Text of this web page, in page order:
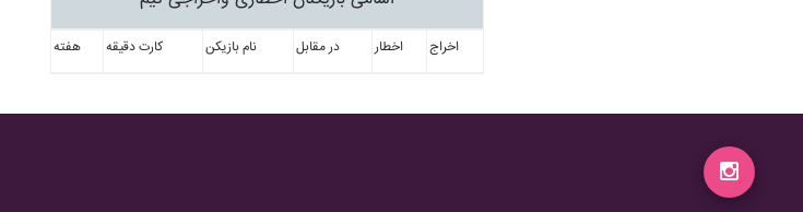
هفته کارت دقیقه نام بازیکن در مقابل اخطار اخراج